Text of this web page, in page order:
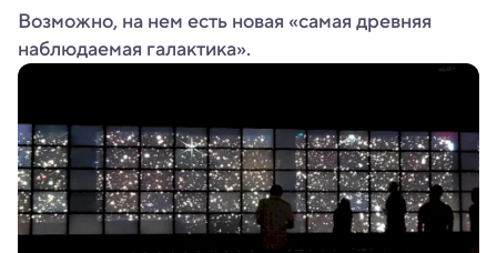
Возможно, на нем есть новая «самая древняя
наблюдаемая галактика».